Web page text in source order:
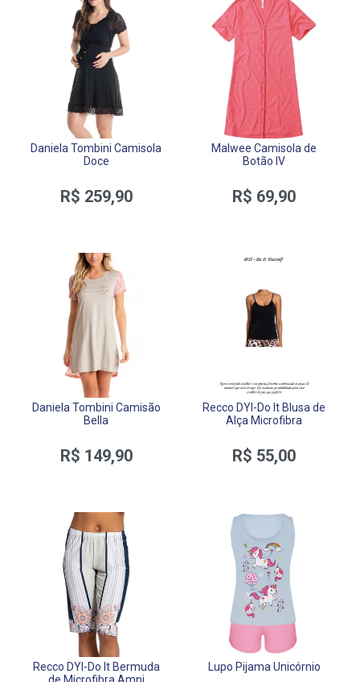
Daniela Tombini Camisola
Doce
R$ 259,90
Malwee Camisola de
Botão IV
R$ 69,90
Daniela Tombini Camisão
Bella
R$ 149,90
Recco DYI-Do It Blusa de
Alça Microfibra
R$ 55,00
Recco DYI-Do It Bermuda
Lupo Pijama Unicórnio